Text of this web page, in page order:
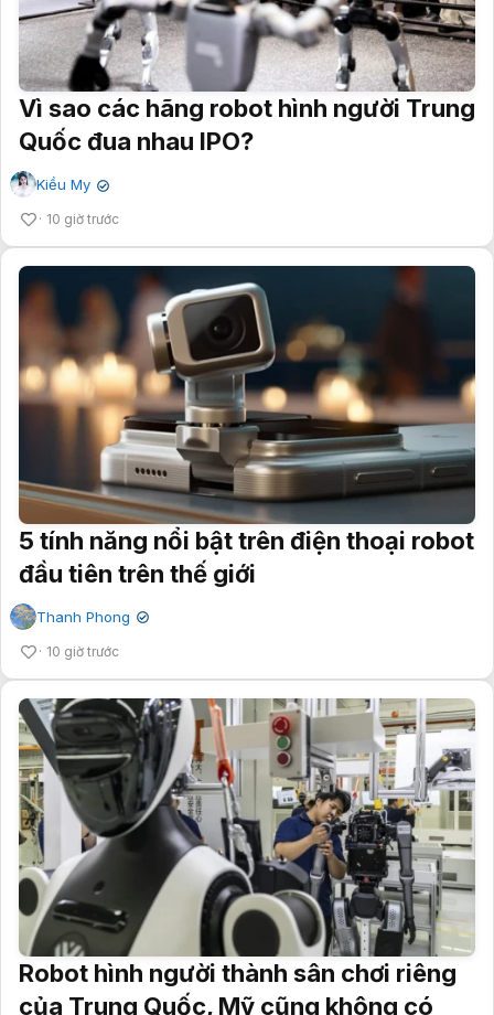
Vì sao các hãng robot hình người Trung
Quốc đua nhau IPO?
Kiều My ✔
10 giờ trước
5 tính năng nổi bật trên điện thoại robot
đầu tiên trên thế giới
Thanh Phong ✔
10 giờ trước
Robot hình người thành sân chơi riêng
của Trung Quốc, Mỹ cũng không có